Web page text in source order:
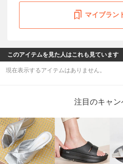
マイブラン
このアイテムを見た人はこれも見ています
現在表示するアイテムはありません。
注目のキャン